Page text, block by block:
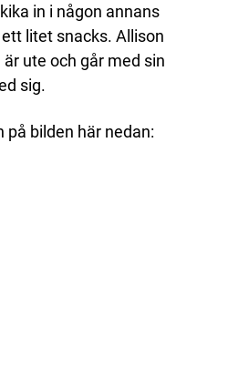
in i någon annans
litet snacks. Allison
ute och går med sin
sig.
på bilden här nedan: